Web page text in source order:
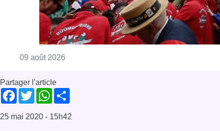
09 août 2026
Partager l'article
Facebook
TwitterWhatsApp
25 mai 2020 - 15h42